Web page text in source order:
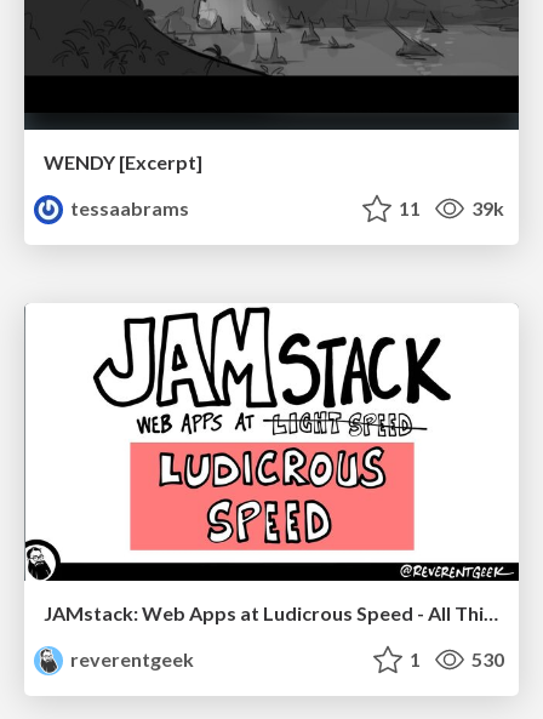
WENDY [Excerpt]
tessaabrams
11 39k
JAMstack: Web Apps at Ludicrous Speed - All Things Open 2022
reverentgeek
1 530